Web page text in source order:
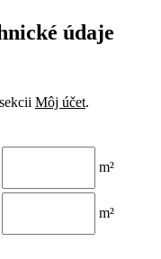
údaje
Môj účet.
m²
m²